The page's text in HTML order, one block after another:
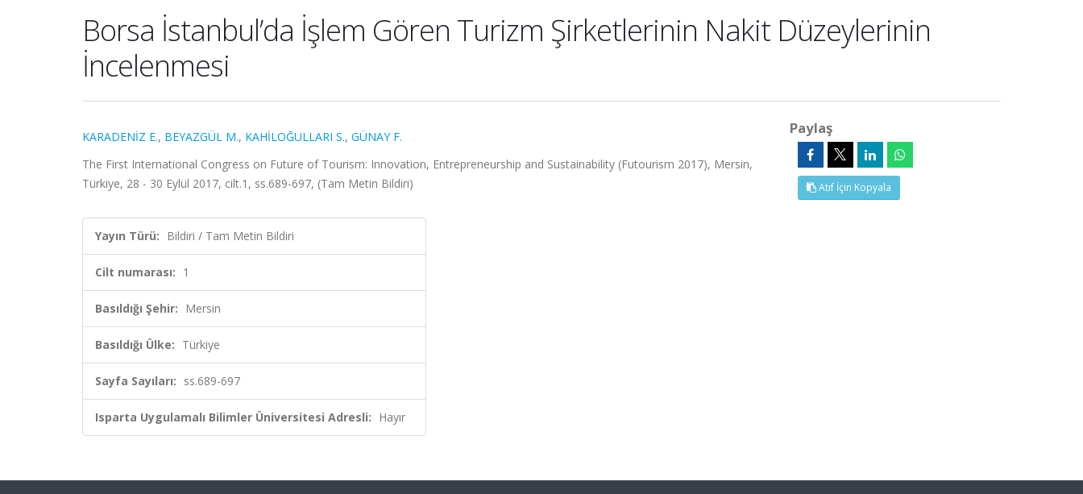
Borsa İstanbul’da İşlem Gören Turizm Şirketlerinin Nakit Düzeylerinin
İncelenmesi
KARADENİZ E., BEYAZGÜL M., KAHİLOĞULLARI S., GÜNAY F.
The First International Congress on Future of Tourism: Innovation, Entrepreneurship and Sustainability (Futourism 2017), Mersin,
Türkiye, 28 - 30 Eylül 2017, cilt.1, ss.689-697, (Tam Metin Bildiri)
Yayın Türü: Bildiri / Tam Metin Bildiri
Cilt numarası: 1
Basıldığı Şehir: Mersin
Basıldığı Ülke: Türkiye
Sayfa Sayıları: ss.689-697
Isparta Uygulamalı Bilimler Üniversitesi Adresli: Hayır
Paylaş
Atıf İçin Kopyala